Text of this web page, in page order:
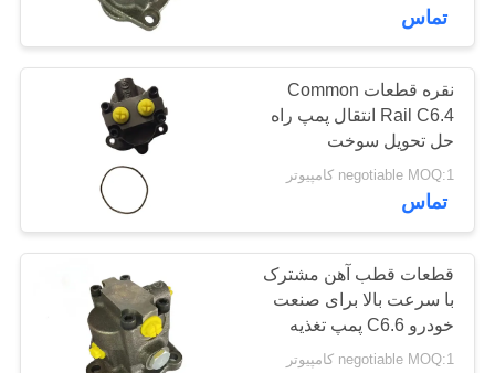
PRIVACY
POLICYپیستون پمپ انژکتور
دیزل
76
نیمکت تست ریل
مشترک
20
تماس
نقره قطعات Common
Rail C6.4 انتقال پمپ راه
حل تحویل سوخت
negotiable MOQ:1 کامپیوتر
تماس
قطعات قطب آهن مشترک
با سرعت بالا برای صنعت
خودرو C6.6 پمپ تغذیه
negotiable MOQ:1 کامپیوتر